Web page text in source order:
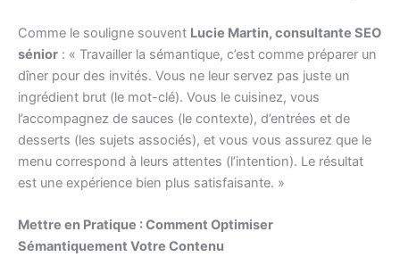
Comme le souligne souvent Lucie Martin, consultante SEO
sénior : « Travailler la sémantique, c’est comme préparer un
dîner pour des invités. Vous ne leur servez pas juste un
ingrédient brut (le mot-clé). Vous le cuisinez, vous
l’accompagnez de sauces (le contexte), d’entrées et de
desserts (les sujets associés), et vous vous assurez que le
menu correspond à leurs attentes (l’intention). Le résultat
est une expérience bien plus satisfaisante. »
Mettre en Pratique : Comment Optimiser
Sémantiquement Votre Contenu